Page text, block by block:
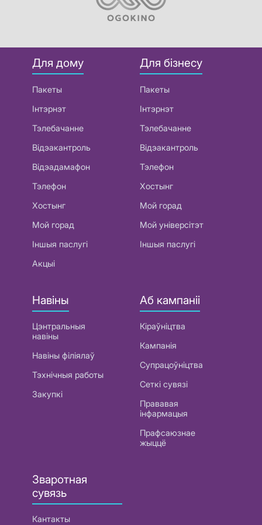
Для дому
Пакеты
Інтэрнэт
Тэлебачанне
Відэакантроль
Відэадамафон
Тэлефон
Хостынг
Мой горад
Іншыя паслугі
Акцыі
Для бізнесу
Пакеты
Інтэрнэт
Тэлебачанне
Відэакантроль
Тэлефон
Хостынг
Мой горад
Мой універсітэт
Іншыя паслугі
Навіны
Цэнтральныя
навіны
Навіны філіялаў
Тэхнічныя работы
Закупкі
Аб кампаніі
Кіраўніцтва
Кампанія
Супрацоўніцтва
Сеткі сувязі
Прававая
інфармацыя
Прафсаюзнае
жыццё
Зваротная
сувязь
Кантакты